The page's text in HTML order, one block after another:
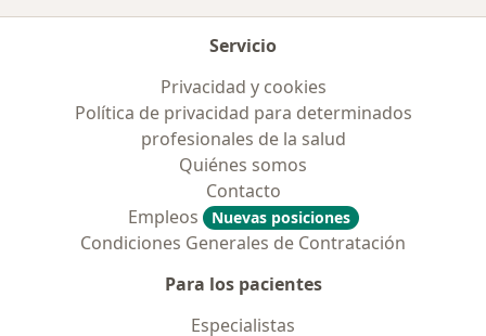
Servicio
Privacidad y cookies
Política de privacidad para determinados
profesionales de la salud
Quiénes somos
Contacto
Empleos
Nuevas posiciones
Condiciones Generales de Contratación
Para los pacientes
Especialistas